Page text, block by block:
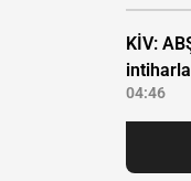
KİV:
04:46